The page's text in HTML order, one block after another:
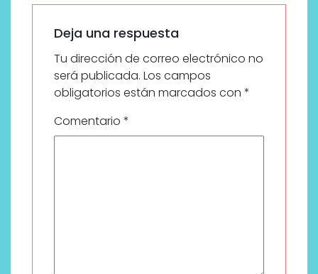
Deja una respuesta
Tu dirección de correo electrónico no
será publicada. Los campos
obligatorios están marcados con *
Comentario *